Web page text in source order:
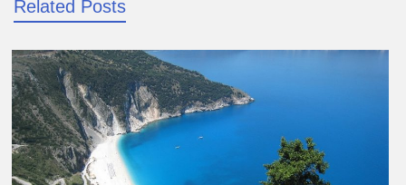
Related Posts